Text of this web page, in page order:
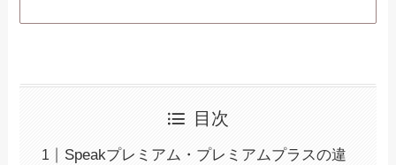
目次
Speakプレミアム・プレミアムプラスの違